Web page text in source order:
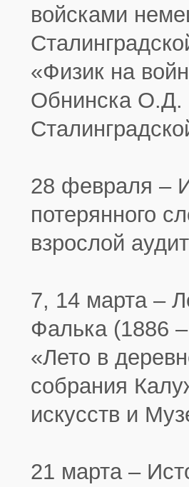
войсками
«Физик на
Обнинска О.Д.
28 февраля –
потерянного
взрослой
7, 14 марта –
Фалька (1886
«Лето в
собрания
искусств и
21 марта –